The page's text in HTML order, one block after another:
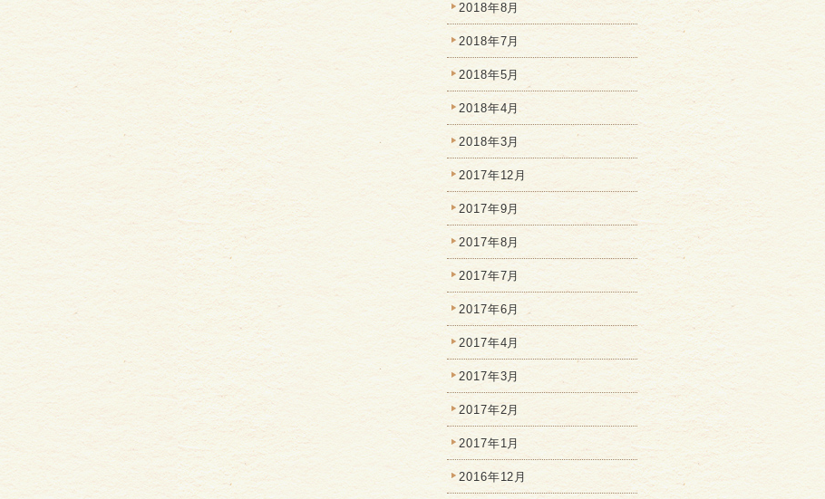
2018年8月
2018年7月
2018年5月
2018年4月
2018年3月
2017年12月
2017年9月
2017年8月
2017年7月
2017年6月
2017年4月
2017年3月
2017年2月
2017年1月
2016年12月